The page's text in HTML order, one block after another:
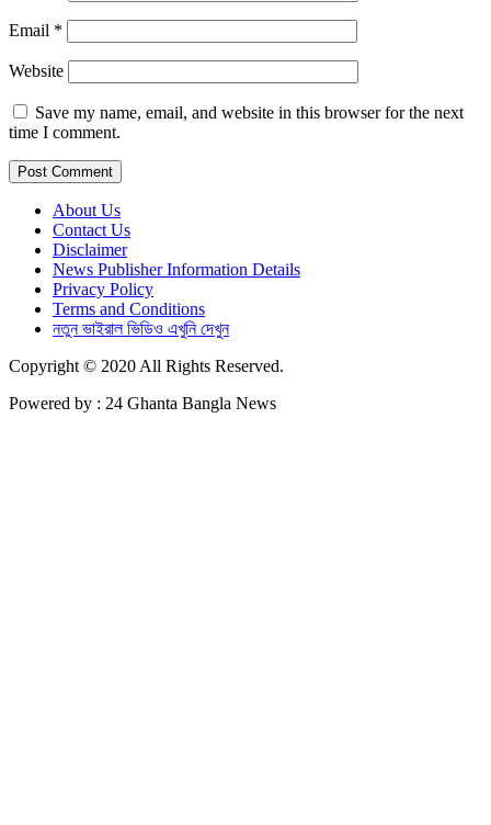
Email *
Website
Save my name, email, and website in this browser for the next
time I comment.
About Us
Contact Us
Disclaimer
News Publisher Information Details
Privacy Policy
Terms and Conditions
নতুন ভাইরাল ভিডিও এখুনি দেখুন
Copyright © 2020 All Rights Reserved.
Powered by : 24 Ghanta Bangla News